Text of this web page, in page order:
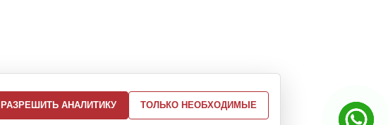
РАЗРЕШИТЬ АНАЛИТИКУ ТОЛЬКО НЕОБХОДИМЫЕ